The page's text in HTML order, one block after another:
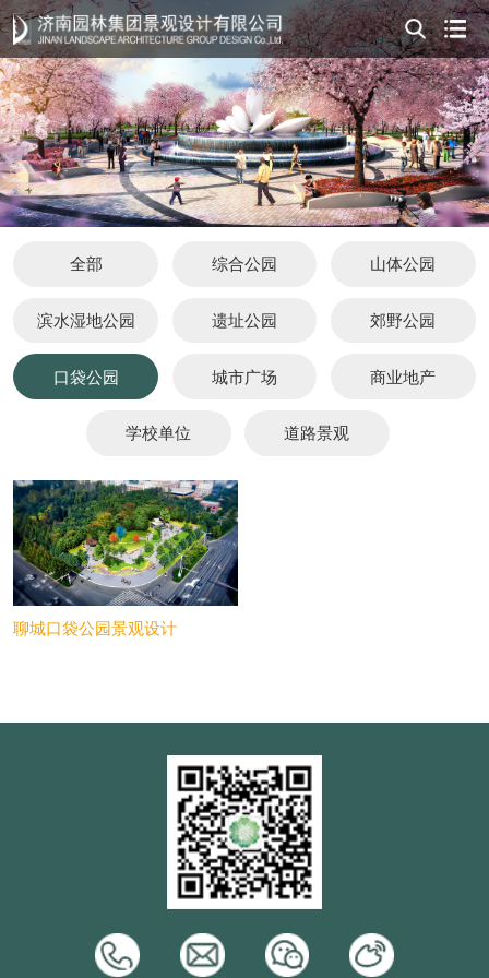
全部 综合公园 山体公园
滨水湿地公园 遗址公园 郊野公园
口袋公园 城市广场 商业地产
学校单位 道路景观
聊城口袋公园景观设计